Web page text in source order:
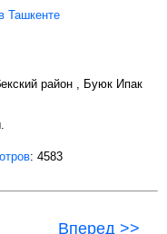
Ташкенте
район , Буюк Ипак
: 4583
Вперед >>